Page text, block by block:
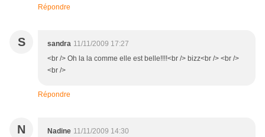
Répondre
S sandra 11/11/2009 17:27
<br /> Oh la la comme elle est belle!!!!<br /> bizz<br /> <br />
<br />
Répondre
N Nadine 11/11/2009 14:30